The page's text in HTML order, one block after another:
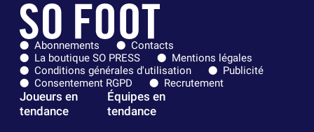
Abonnements
Contacts
La boutique SO PRESS
Mentions légales
Conditions générales d'utilisation
Publicité
Consentement RGPD
Recrutement
Joueurs en
tendance
Équipes en
tendance